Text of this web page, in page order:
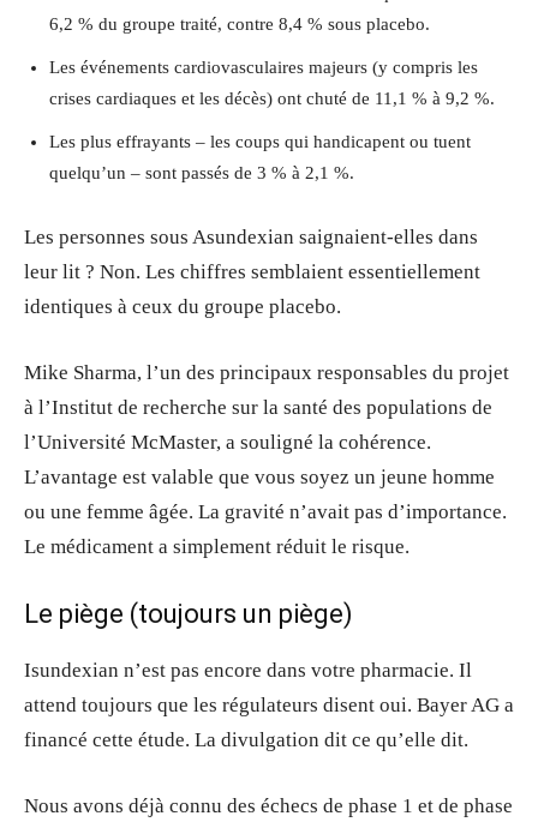
6,2 % du groupe traité, contre 8,4 % sous placebo.
Les événements cardiovasculaires majeurs (y compris les
crises cardiaques et les décès) ont chuté de 11,1 % à 9,2 %.
Les plus effrayants – les coups qui handicapent ou tuent
quelqu’un – sont passés de 3 % à 2,1 %.
Les personnes sous Asundexian saignaient-elles dans
leur lit ? Non. Les chiffres semblaient essentiellement
identiques à ceux du groupe placebo.
Mike Sharma, l’un des principaux responsables du projet
à l’Institut de recherche sur la santé des populations de
l’Université McMaster, a souligné la cohérence.
L’avantage est valable que vous soyez un jeune homme
ou une femme âgée. La gravité n’avait pas d’importance.
Le médicament a simplement réduit le risque.
Le piège (toujours un piège)
Isundexian n’est pas encore dans votre pharmacie. Il
attend toujours que les régulateurs disent oui. Bayer AG a
financé cette étude. La divulgation dit ce qu’elle dit.
Nous avons déjà connu des échecs de phase 1 et de phase